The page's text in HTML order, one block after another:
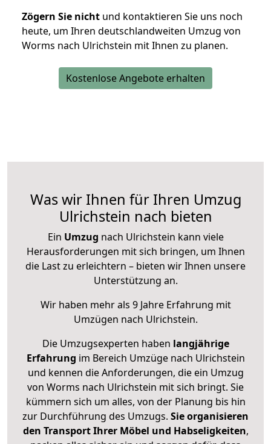
Zögern Sie nicht und kontaktieren Sie uns noch
heute, um Ihren deutschlandweiten Umzug von
Worms nach Ulrichstein mit Ihnen zu planen.
Kostenlose Angebote erhalten
Was wir Ihnen für Ihren Umzug
Ulrichstein nach bieten
Ein Umzug nach Ulrichstein kann viele
Herausforderungen mit sich bringen, um Ihnen
die Last zu erleichtern – bieten wir Ihnen unsere
Unterstützung an.
Wir haben mehr als 9 Jahre Erfahrung mit
Umzügen nach Ulrichstein.
Die Umzugsexperten haben langjährige
Erfahrung im Bereich Umzüge nach Ulrichstein
und kennen die Anforderungen, die ein Umzug
von Worms nach Ulrichstein mit sich bringt. Sie
kümmern sich um alles, von der Planung bis hin
zur Durchführung des Umzugs. Sie organisieren
den Transport Ihrer Möbel und Habseligkeiten,